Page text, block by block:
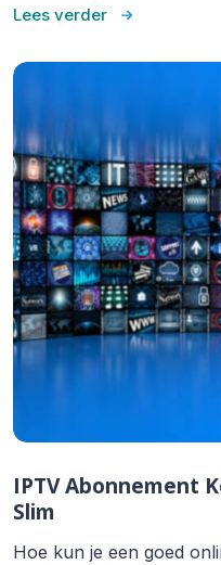
Lees verder
IPTV Abonnement
Slim
Hoe kun je een goed